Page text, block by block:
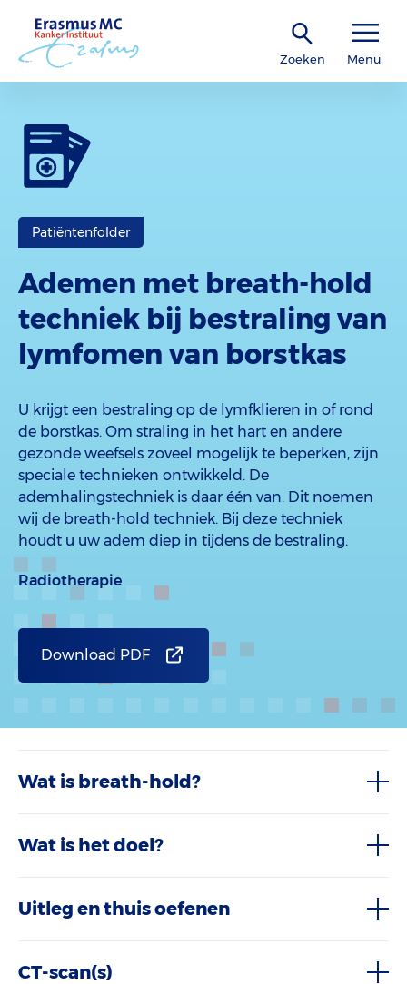
Zoeken Menu
Patiëntenfolder
Ademen met breath-hold
techniek bij bestraling van
lymfomen van borstkas
U krijgt een bestraling op de lymfklieren in of rond
de borstkas. Om straling in het hart en andere
gezonde weefsels zoveel mogelijk te beperken, zijn
speciale technieken ontwikkeld. De
ademhalingstechniek is daar één van. Dit noemen
wij de breath-hold techniek. Bij deze techniek
houdt u uw adem diep in tijdens de bestraling.
Radiotherapie
Download PDF
Wat is breath-hold?
Wat is het doel?
Uitleg en thuis oefenen
CT-scan(s)